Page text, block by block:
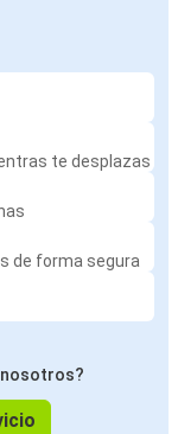
te desplazas
de forma segura
nosotros?